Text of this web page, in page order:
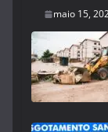
maio 15,